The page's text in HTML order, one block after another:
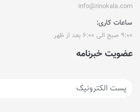
info@rinokala.com
ساعات کاری:
۹:۰۰ صبح الی ۶:۰۰ بعد از ظهر
عضویت خبرنامه